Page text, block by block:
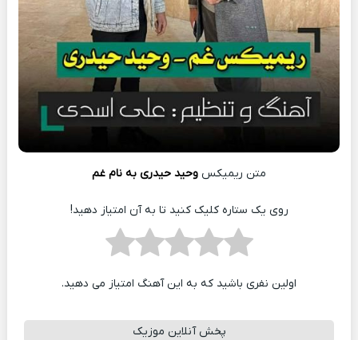
متن ریمیکس وحید حیدری به نام غم
روی یک ستاره کلیک کنید تا به آن امتیاز دهید!
اولین نفری باشید که به این آهنگ امتیاز می دهید.
پخش آنلاین موزیک